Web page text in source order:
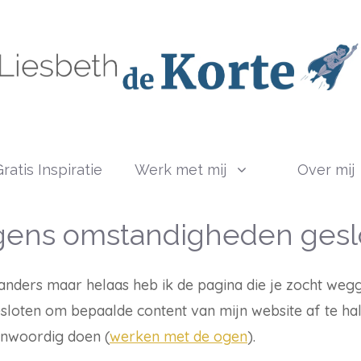
Inspiratie Werk met mij Over mij
omstandigheden
maar helaas heb ik de pagina die je zocht
om bepaalde content van mijn website af te
doen (werken met de ogen).